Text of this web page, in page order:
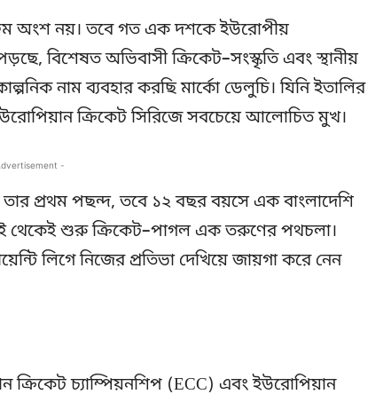
অংশ নয়। তবে গত এক দশকে ইউরোপীয়
বিশেষত অভিবাসী ক্রিকেট–সংস্কৃতি এবং স্থানীয়
নাম ব্যবহার করছি মার্কো ডেলুচি। যিনি ইতালির
ক্রিকেট সিরিজে সবচেয়ে আলোচিত মুখ।
-
প্রথম পছন্দ, তবে ১২ বছর বয়সে এক বাংলাদেশি
থেকেই শুরু ক্রিকেট–পাগল এক তরুণের পথচলা।
লিগে নিজের প্রতিভা দেখিয়ে জায়গা করে নেন
ক্রিকেট চ্যাম্পিয়নশিপ (ECC) এবং ইউরোপিয়ান